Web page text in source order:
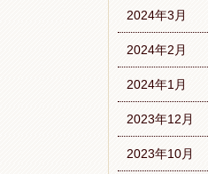
2024年3月
2024年2月
2024年1月
2023年12月
2023年10月